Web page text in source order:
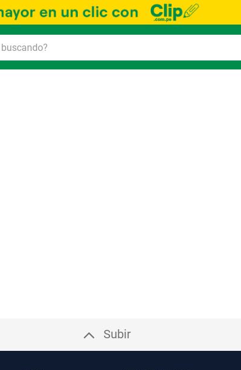
Subir